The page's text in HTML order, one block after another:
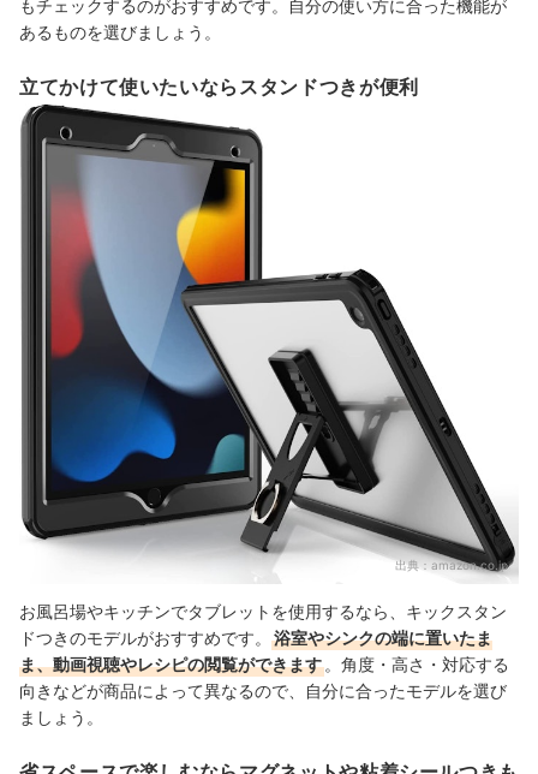
もチェックするのがおすすめです。自分の使い方に合った機能が
あるものを選びましょう。
立てかけて使いたいならスタンドつきが便利
出典： amazon.co.jp
お風呂場やキッチンでタブレットを使用するなら、キックスタン
ドつきのモデルがおすすめです。
浴室やシンクの端に置いたま
ま、動画視聴やレシピの閲覧ができます 。角度・高さ・対応する
向きなどが商品によって異なるので、自分に合ったモデルを選び
ましょう。